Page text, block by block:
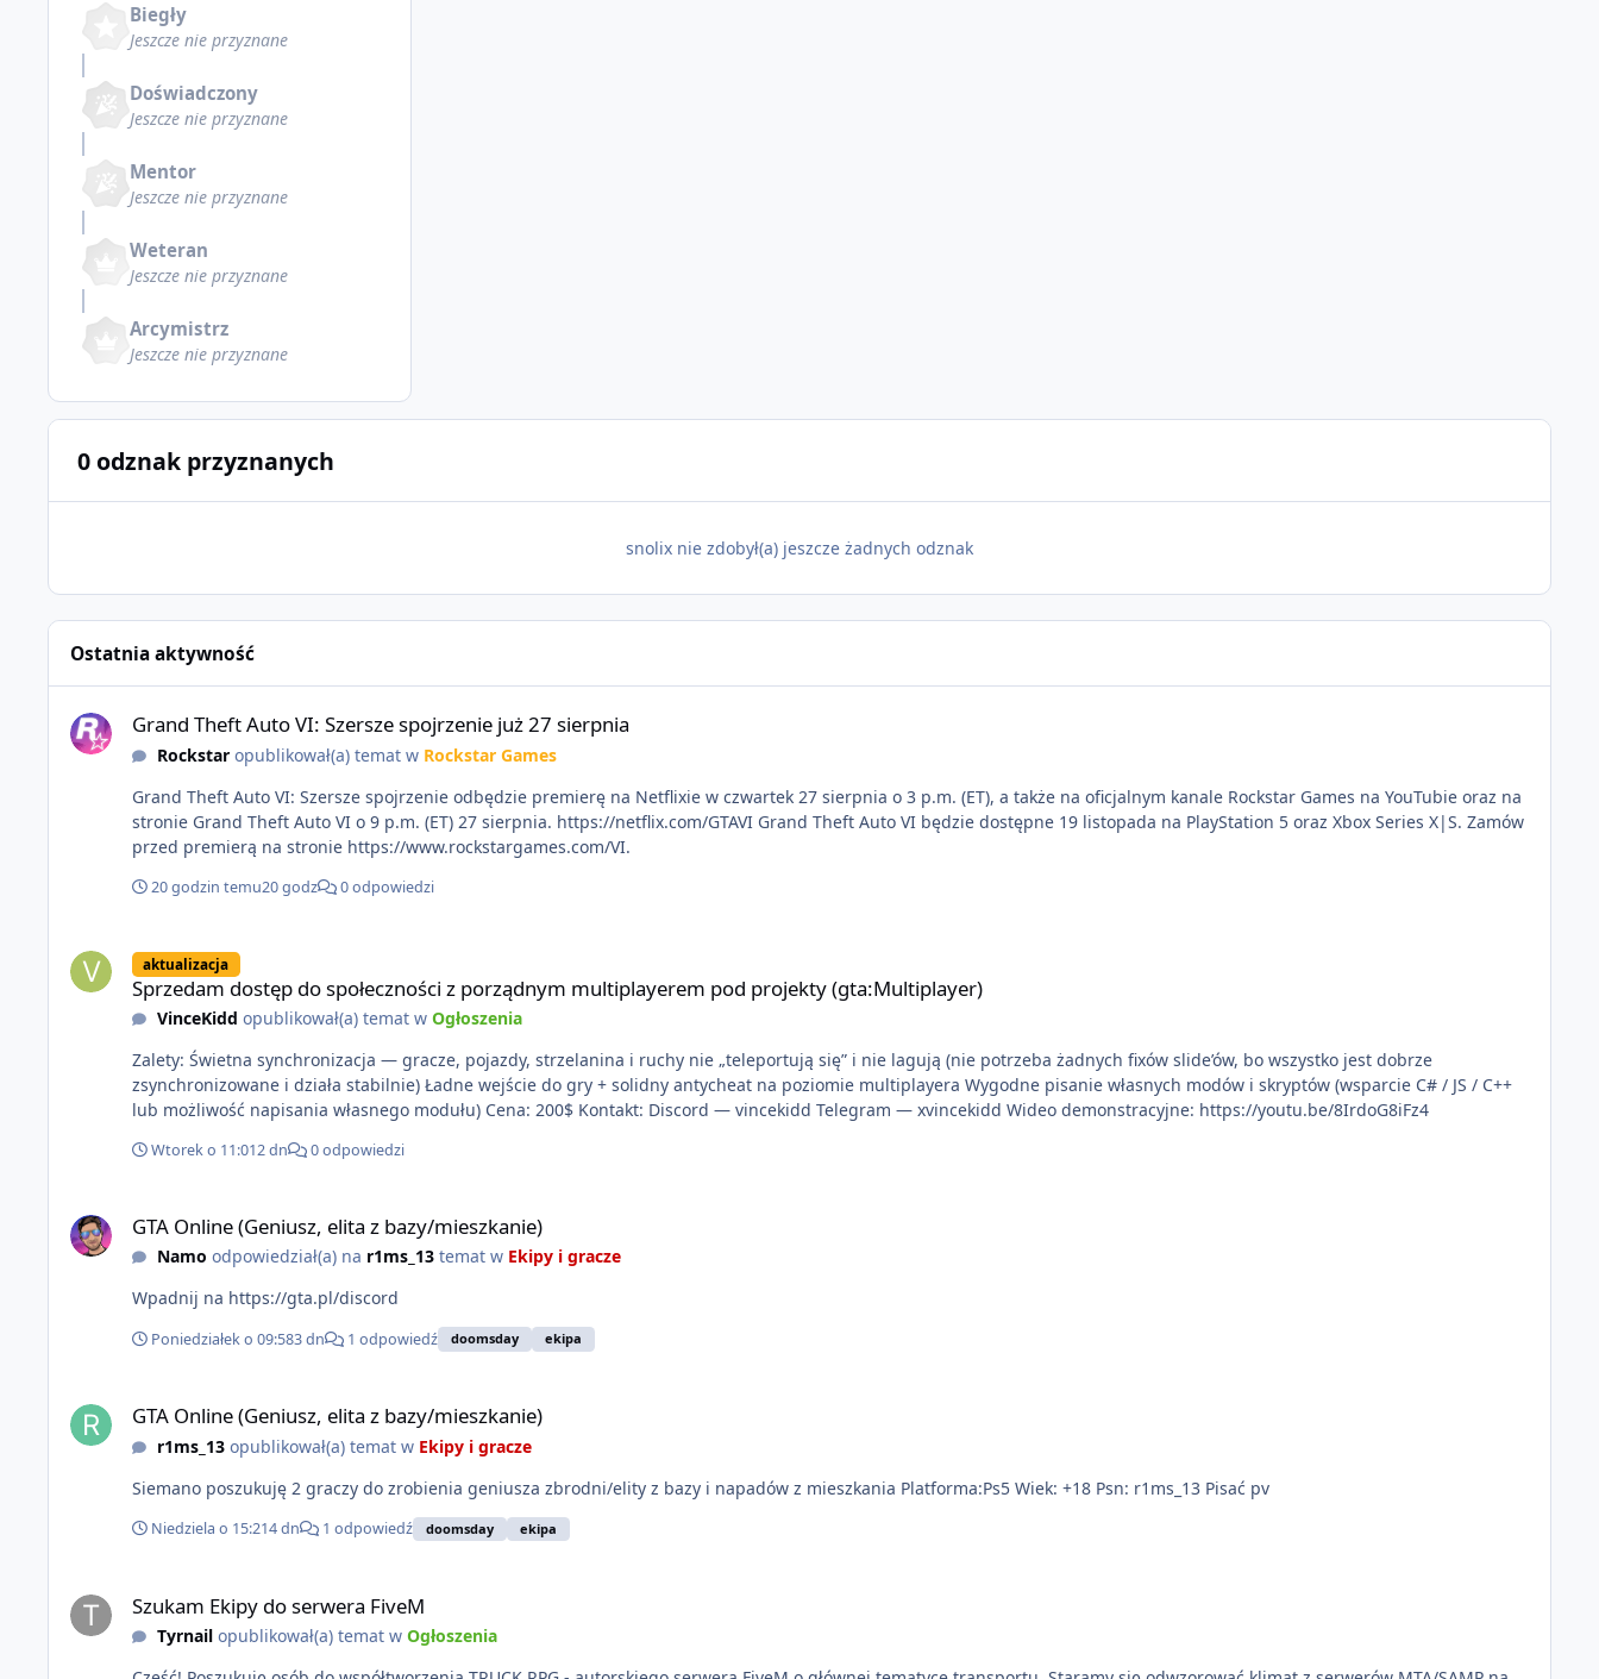
Biegły
Jeszcze nie przyznane
Doświadczony
Jeszcze nie przyznane
Mentor
Jeszcze nie przyznane
Weteran
Jeszcze nie przyznane
Arcymistrz
Jeszcze nie przyznane
0 odznak przyznanych
snolix nie zdobył(a) jeszcze żadnych odznak
Ostatnia aktywność
Grand Theft Auto VI: Szersze spojrzenie już 27 sierpnia
Rockstaropublikował(a) temat w Rockstar Games
Grand Theft Auto VI: Szersze spojrzenie odbędzie premierę na Netflixie w czwartek 27 sierpnia o 3 p.m. (ET), a także na oficjalnym kanale Rockstar Games na YouTubie oraz na
stronie Grand Theft Auto VI o 9 p.m. (ET) 27 sierpnia. https://netflix.com/GTAVI Grand Theft Auto VI będzie dostępne 19 listopada na PlayStation 5 oraz Xbox Series X|S. Zamów
przed premierą na stronie https://www.rockstargames.com/VI.
20 godzin temu20 godz 0 odpowiedzi
aktualizacja
Sprzedam dostęp do społeczności z porządnym multiplayerem pod projekty (gta:Multiplayer)
VinceKidd opublikował(a) temat w Ogłoszenia
Zalety: Świetna synchronizacja — gracze, pojazdy, strzelanina i ruchy nie „teleportują się” i nie lagują (nie potrzeba żadnych fixów slide’ów, bo wszystko jest dobrze
zsynchronizowane i działa stabilnie) Ładne wejście do gry + solidny antycheat na poziomie multiplayera Wygodne pisanie własnych modów i skryptów (wsparcie C# / JS / C++
lub możliwość napisania własnego modułu) Cena: 200$ Kontakt: Discord — vincekidd Telegram — xvincekidd Wideo demonstracyjne: https://youtu.be/8IrdoG8iFz4
Wtorek o 11:012 dn 0 odpowiedzi
GTA Online (Geniusz, elita z bazy/mieszkanie)
Namo odpowiedział(a) na r1ms_13temat w Ekipy i gracze
Wpadnij na https://gta.pl/discord
Poniedziałek o 09:583 dn 1 odpowiedź doomsday ekipa
GTA Online (Geniusz, elita z bazy/mieszkanie)
r1ms_13opublikował(a) temat w Ekipy i gracze
Siemano poszukuję 2 graczy do zrobienia geniusza zbrodni/elity z bazy i napadów z mieszkania Platforma:Ps5 Wiek: +18 Psn: r1ms_13 Pisać pv
Niedziela o 15:214 dn 1 odpowiedź doomsday ekipa
Szukam Ekipy do serwera FiveM
Tyrnailopublikował(a) temat w Ogłoszenia